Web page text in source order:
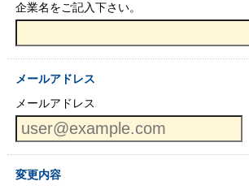
企業名をご記入下さい。
メールアドレス
メールアドレス
変更内容